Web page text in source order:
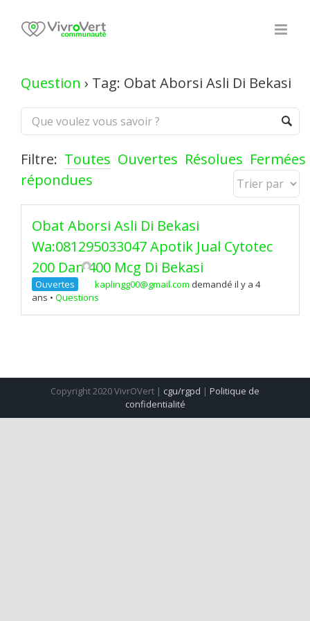
Question › Tag: Obat Aborsi Asli Di Bekasi
Filtre: Toutes Ouvertes Résolues Fermées
répondues
Obat Aborsi Asli Di Bekasi
Wa:081295033047 Apotik Jual Cytotec
200 Dan 400 Mcg Di Bekasi
Ouvertes kaplingg00@gmail.com demandé il y a 4
ans • Questions
Copyright 2020 VivrOVert | cgu/rgpd | Politique de
confidentialité